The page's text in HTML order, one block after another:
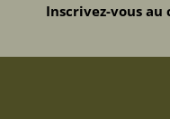
Inscrivez-vous